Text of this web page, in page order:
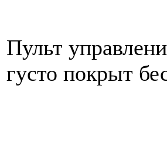
Пульт
густо покрыт